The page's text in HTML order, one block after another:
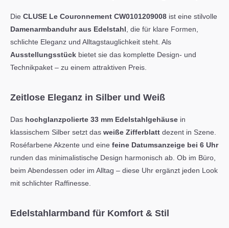
Die CLUSE Le Couronnement CW0101209008 ist eine stilvolle
Damenarmbanduhr aus Edelstahl , die für klare Formen,
schlichte Eleganz und Alltagstauglichkeit steht. Als
Ausstellungsstück bietet sie das komplette Design- und
Technikpaket – zu einem attraktiven Preis.
Zeitlose Eleganz in Silber und Weiß
Das hochglanzpolierte 33 mm Edelstahlgehäuse in
klassischem Silber setzt das weiße Zifferblatt dezent in Szene.
Roséfarbene Akzente und eine feine Datumsanzeige bei 6 Uhr
runden das minimalistische Design harmonisch ab. Ob im Büro,
beim Abendessen oder im Alltag – diese Uhr ergänzt jeden Look
mit schlichter Raffinesse.
Edelstahlarmband für Komfort & Stil